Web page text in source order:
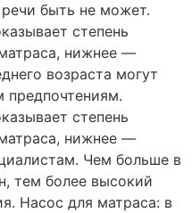
быть не может.
степень
нижнее —
возраста могут
предпочтениям.
степень
нижнее —
Чем больше в
тем более высокий
Насос для матраса: в